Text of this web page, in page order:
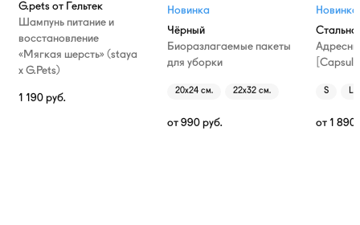
G.pets от Гельтек
Шампунь питание и
восстановление
«Мягкая шерсть» (staya
х G.Pets)
1 190 руб.
Новинка
Чёрный
Биоразлагаемые пакеты
для уборки
20х24 см. 22х32 см.
от 990 руб.
Новинка
S L
от 1 890